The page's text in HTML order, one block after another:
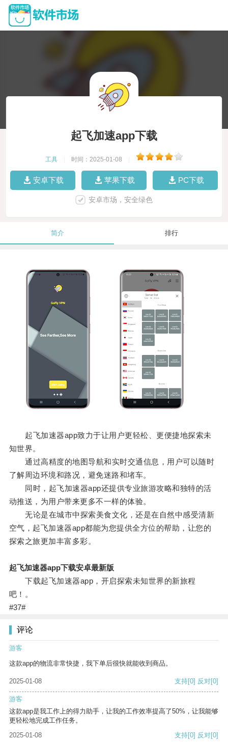
起飞加速app下载
工具 时间：2025-01-08
安卓下载 苹果下载 PC下载
安卓市场，安全绿色
简介 排行
起飞加速器app致力于让用户更轻松、更便捷地探索未
知世界。
通过高精度的地图导航和实时交通信息，用户可以随时
了解周边环境和路况，避免迷路和堵车。
同时，起飞加速器app还提供专业旅游攻略和独特的活
动推送，为用户带来更多不一样的体验。
无论是在城市中探索美食文化，还是在自然中感受清新
空气，起飞加速器app都能为您提供全方位的帮助，让您的
探索之旅更加丰富多彩。
起飞加速器app下载安卓最新版
下载起飞加速器app，开启探索未知世界的新旅程
吧！。
#37#
评论
游客
这款app的物流非常快捷，我下单后很快就能收到商品。
2025-01-08 支持[0] 反对[0]
游客
这款app是我工作上的得力助手，让我的工作效率提高了50%，让我能够
更轻松地完成工作任务。
2025-01-08
支持[0] 反对[0]